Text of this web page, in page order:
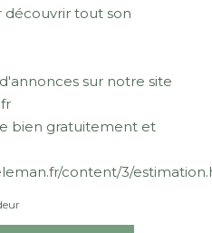
découvrir tout son
sur notre site
bien gratuitement et
content/3/